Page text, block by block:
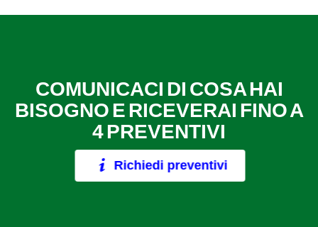
COMUNICACI DI COSA HAI
BISOGNO E RICEVERAI FINO A
4 PREVENTIVI
Richiedi preventivi